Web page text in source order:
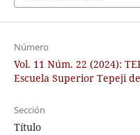
Número
Vol. 11 Núm. 22 (2024):
Escuela Superior Tepeji
Sección
Título